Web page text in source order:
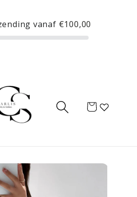
vanaf €100,00
Winkelwagen